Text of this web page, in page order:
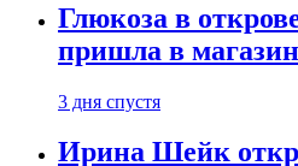
Глюкоза в
пришла в магазин
3 дня спустя
Ирина Шейк